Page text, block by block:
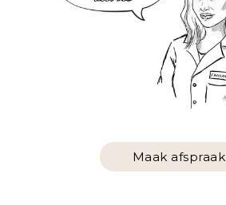
Maak afspraak